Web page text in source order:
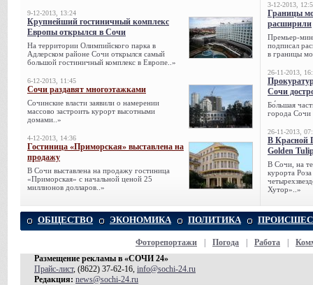
9-12-2013, 13:24
Крупнейший гостиничный комплекс
Европы открылся в Сочи
На территории Олимпийского парка в
Адлерском районе Сочи открылся самый
большой гостиничный комплекс в Европе..»
6-12-2013, 11:45
Сочи раздавят многоэтажками
Сочинские власти заявили о намерении
массово застроить курорт высотными
домами..»
4-12-2013, 14:36
Гостиница «Приморская» выставлена на
продажу
В Сочи выставлена на продажу гостиница
«Приморская» с начальной ценой 25
миллионов долларов..»
3-12-2013,
Границы
расширили
Премьер-
подписал
в границы
26-11-2013,
Сочи
Бо́льшая
города Сочи
26-11-2013,
В Красной
Golden
В Сочи, на
курорта
Хутор»..»
ОБЩЕСТВО ЭКОНОМИКА ПОЛИТИКА
Фоторепортажи Погода Работа
Размещение рекламы в «СОЧИ 24»
Прайс-лист, (8622) 37-62-16, info@sochi-24.ru
Редакция: news@sochi-24.ru